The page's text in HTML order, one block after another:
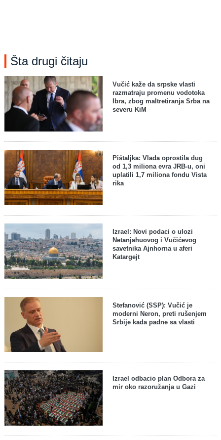
Šta drugi čitaju
Vučić kaže da srpske vlasti
razmatraju promenu vodotoka
Ibra, zbog maltretiranja Srba na
severu KiM
Pištaljka: Vlada oprostila dug
od 1,3 miliona evra JRB-u, oni
uplatili 1,7 miliona fondu Vista
rika
Izrael: Novi podaci o ulozi
Netanjahuovog i Vučićevog
savetnika Ajnhorna u aferi
Katargejt
Stefanović (SSP): Vučić je
moderni Neron, preti rušenjem
Srbije kada padne sa vlasti
Izrael odbacio plan Odbora za
mir oko razoružanja u Gazi